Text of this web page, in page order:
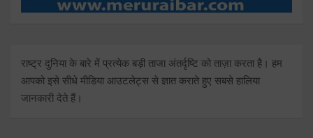
राष्ट्र दुनिया के बारे में प्रत्येक बड़ी ताजा अंतर्दृष्टि को ताज़ा करता है। हम
आपको इसे सीधे मीडिया आउटलेट्स से ज्ञात कराते हुए सबसे हालिया
जानकारी देते हैं।